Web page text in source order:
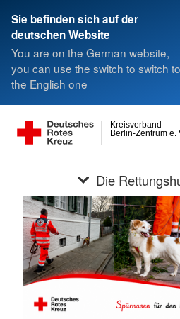
Sie befinden sich auf der
deutschen Website
You are on the German website,
you can use the switch to switch to
the English one
Berlin-Zentrum e.
Kreisverband
Die